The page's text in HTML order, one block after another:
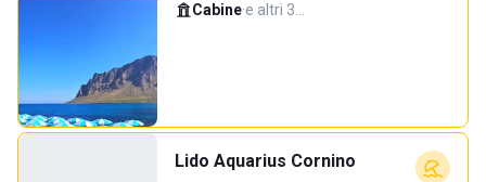
Cabine·e altri 3…
Lido Aquarius Cornino